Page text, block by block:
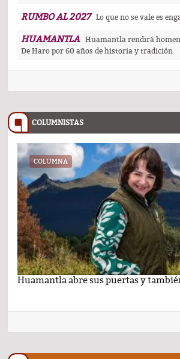
RUMBO AL 2027 Lo que no se vale es
HUAMANTLA
Huamantla rendirá
De Haro por 60 años de historia y tradición
COLUMNISTAS
COLUMNA
Huamantla abre sus puertas y